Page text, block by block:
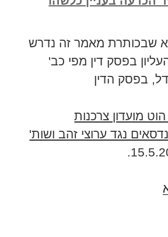
שבכותרת מאמר זה נדרש
בפסק דין מפי כב'
בפסק הדין
ע"א 3299/12 הוט מועדון צרכנות
נגד ערוצי זהב ושות'
המהות